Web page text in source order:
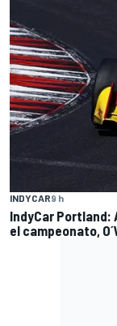
INDYCAR9 h
IndyCar Portland:
el campeonato,